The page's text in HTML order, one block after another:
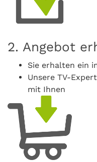
2. Angebot
Sie erhalten ein
Unsere TV-
mit Ihnen